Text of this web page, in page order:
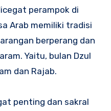
perampok di
Arab memiliki tradisi
berperang dan
Yaitu, bulan Dzul
dan Rajab.
penting dan sakral